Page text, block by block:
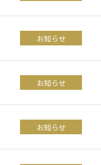
お知らせ
お知らせ
お知らせ